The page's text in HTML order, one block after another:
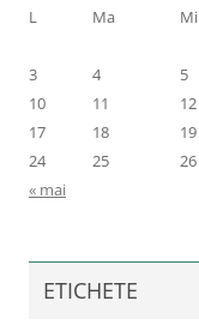
L
Ma Mi
3
4 5
10
11 12
17
18 19
24
25 26
« mai
ETICHETE